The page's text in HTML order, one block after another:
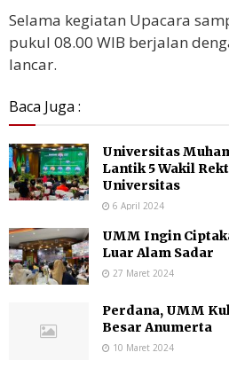
Selama kegiatan Upacara
pukul 08.00 WIB berjalan
lancar.
Baca Juga :
Universitas
Lantik 5 Wakil
Universitas
6 April 2024
UMM Ingin
Luar Alam Sadar
27 Maret 2024
Perdana, UMM
Besar Anumerta
10 Maret 2024